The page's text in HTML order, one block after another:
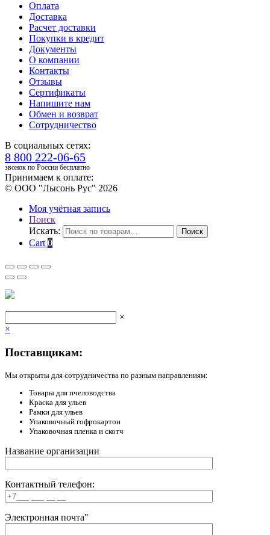
Оплата
Доставка
Расчет доставки
Покупки в кредит
Документы
О компании
Контакты
Отзывы
Сертификаты
Напишите нам
Обмен и возврат
Сотрудничество
В социальных сетях:
8 800 222-06-65
звонок по России бесплатно
Принимаем к оплате:
© ООО "Лысонь Рус" 2026
Моя учётная запись
Поиск
Искать:
Поиск
Cart 0
×
×
Поставщикам:
Мы открыты для сотрудничества по разным направлениям:
Товары для пчеловодства
Краска для ульев
Рамки для ульев
Упаковочный гофрокартон
Упаковочная пленка и скотч
Название организации
Контактный телефон:
Электронная почта"